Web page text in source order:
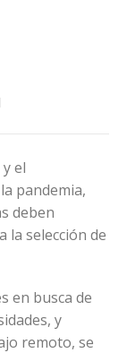
el
pandemia,
deben
selección de
en busca de
y
remoto, se